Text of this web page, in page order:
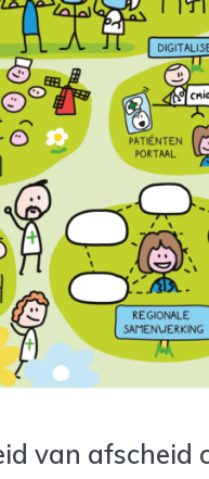
van afscheid